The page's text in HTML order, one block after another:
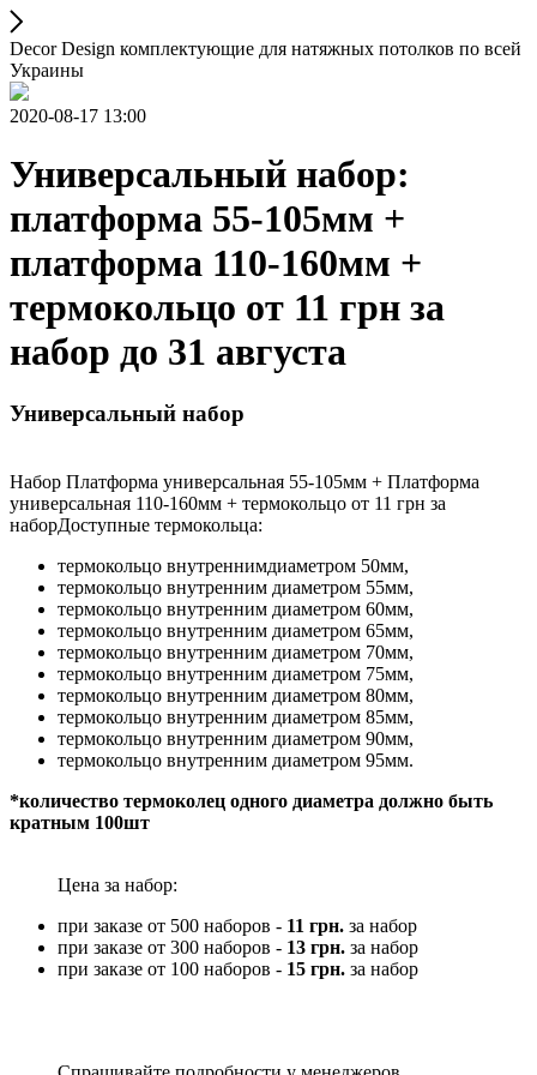
Decor Design комплектующие для натяжных потолков по всей
Украины
2020-08-17 13:00
Универсальный набор:
платформа 55-105мм +
платформа 110-160мм +
термокольцо от 11 грн за
набор до 31 августа
Универсальный набор
Набор Платформа универсальная 55-105мм + Платформа
универсальная 110-160мм + термокольцо от 11 грн за
наборДоступные термокольца:
термокольцо внутреннимдиаметром 50мм,
термокольцо внутренним диаметром 55мм,
термокольцо внутренним диаметром 60мм,
термокольцо внутренним диаметром 65мм,
термокольцо внутренним диаметром 70мм,
термокольцо внутренним диаметром 75мм,
термокольцо внутренним диаметром 80мм,
термокольцо внутренним диаметром 85мм,
термокольцо внутренним диаметром 90мм,
термокольцо внутренним диаметром 95мм.
*количество термоколец одного диаметра должно быть
кратным 100шт
Цена за набор:
при заказе от 500 наборов - 11 грн. за набор
при заказе от 300 наборов - 13 грн. за набор
при заказе от 100 наборов - 15 грн. за набор